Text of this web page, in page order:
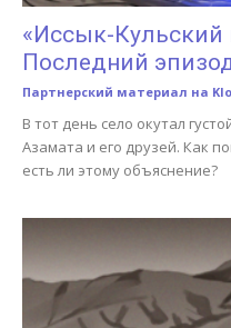
«Иссык-Кульский
Последний
Партнерский материал на
В тот день село окутал
Азамата и его друзей. Как
есть ли этому объяснение?